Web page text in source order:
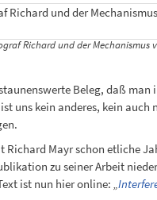
Richard und der Mechanismus
Beleg, daß
uns kein anderes, kein
Richard Mayr schon etliche
zu seiner Arbeit
ist nun hier online: „